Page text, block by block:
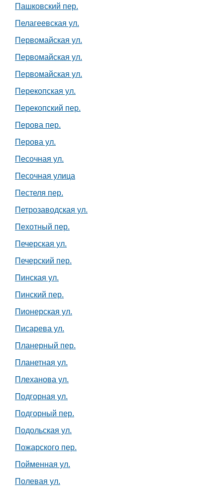
Пашковский пер.
Пелагеевская ул.
Первомайская ул.
Первомайская ул.
Первомайская ул.
Перекопская ул.
Перекопский пер.
Перова пер.
Перова ул.
Песочная ул.
Песочная улица
Пестеля пер.
Петрозаводская ул.
Пехотный пер.
Печерская ул.
Печерский пер.
Пинская ул.
Пинский пер.
Пионерская ул.
Писарева ул.
Планерный пер.
Планетная ул.
Плеханова ул.
Подгорная ул.
Подгорный пер.
Подольская ул.
Пожарского пер.
Пойменная ул.
Полевая ул.